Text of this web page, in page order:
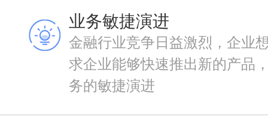
业务敏捷演进
金融行业竞争日益激烈，企业
求企业能够快速推出新的产品
务的敏捷演进